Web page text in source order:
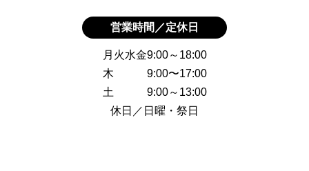
営業時間／定休日
月火水金9:00～18:00
木 9:00〜17:00
土 9:00～13:00
休日／日曜・祭日